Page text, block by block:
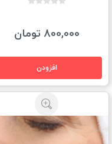
800,000 تومان